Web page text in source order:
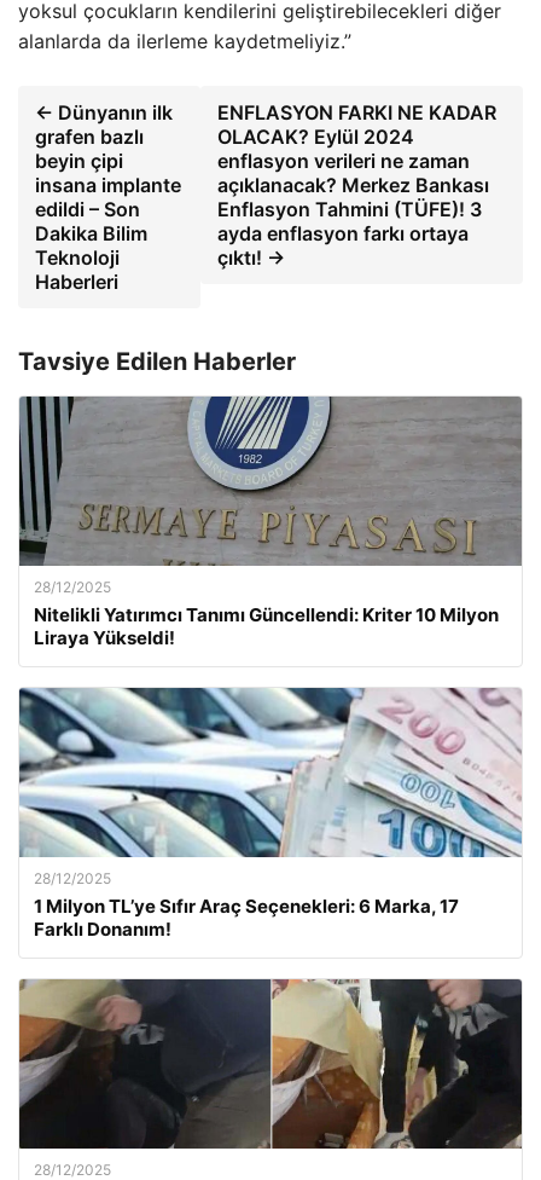
yoksul çocukların kendilerini geliştirebilecekleri diğer
alanlarda da ilerleme kaydetmeliyiz.”
← Dünyanın ilk
grafen bazlı
beyin çipi
insana implante
edildi – Son
Dakika Bilim
Teknoloji
Haberleri
ENFLASYON FARKI NE KADAR
OLACAK? Eylül 2024
enflasyon verileri ne zaman
açıklanacak? Merkez Bankası
Enflasyon Tahmini (TÜFE)! 3
ayda enflasyon farkı ortaya
çıktı! →
Tavsiye Edilen Haberler
28/12/2025
Nitelikli Yatırımcı Tanımı Güncellendi: Kriter 10 Milyon
Liraya Yükseldi!
28/12/2025
1 Milyon TL’ye Sıfır Araç Seçenekleri: 6 Marka, 17
Farklı Donanım!
28/12/2025